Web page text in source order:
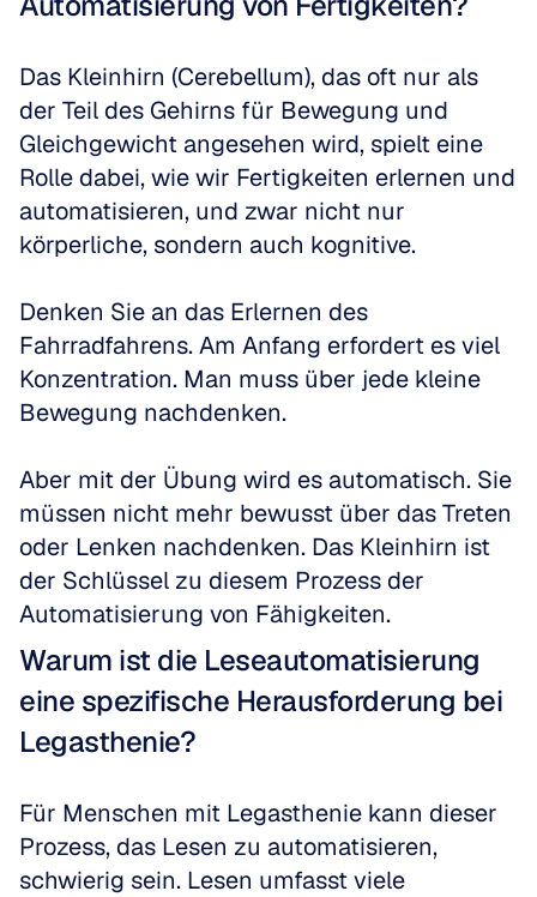
Das Kleinhirn (Cerebellum), das oft nur als
der Teil des Gehirns für Bewegung und
Gleichgewicht angesehen wird, spielt eine
Rolle dabei, wie wir Fertigkeiten erlernen und
automatisieren, und zwar nicht nur
körperliche, sondern auch kognitive.
Denken Sie an das Erlernen des
Fahrradfahrens. Am Anfang erfordert es viel
Konzentration. Man muss über jede kleine
Bewegung nachdenken.
Aber mit der Übung wird es automatisch. Sie
müssen nicht mehr bewusst über das Treten
oder Lenken nachdenken. Das Kleinhirn ist
der Schlüssel zu diesem Prozess der
Automatisierung von Fähigkeiten.
Warum ist die Leseautomatisierung
eine spezifische Herausforderung bei
Legasthenie?
Für Menschen mit Legasthenie kann dieser
Prozess, das Lesen zu automatisieren,
schwierig sein. Lesen umfasst viele